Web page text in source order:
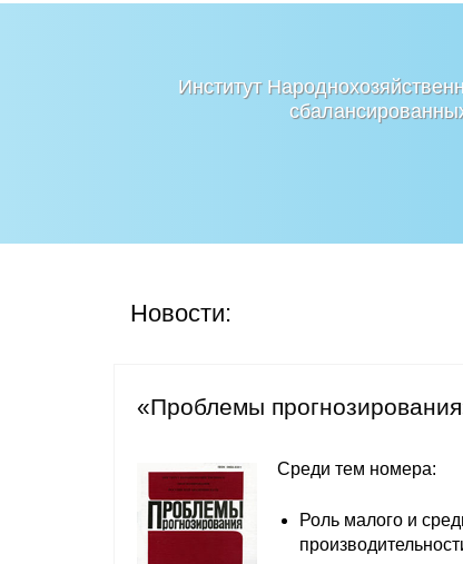
Институт
Новости:
«Проблемы
Среди тем номера:
Роль малого и